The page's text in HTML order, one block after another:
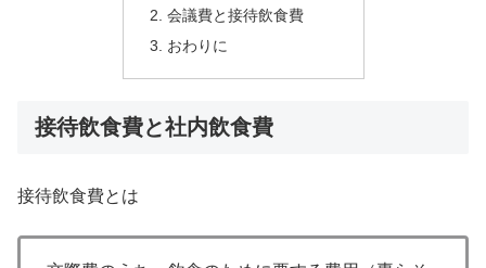
会議費と接待飲食費
おわりに
接待飲食費と社内飲食費
接待飲食費とは